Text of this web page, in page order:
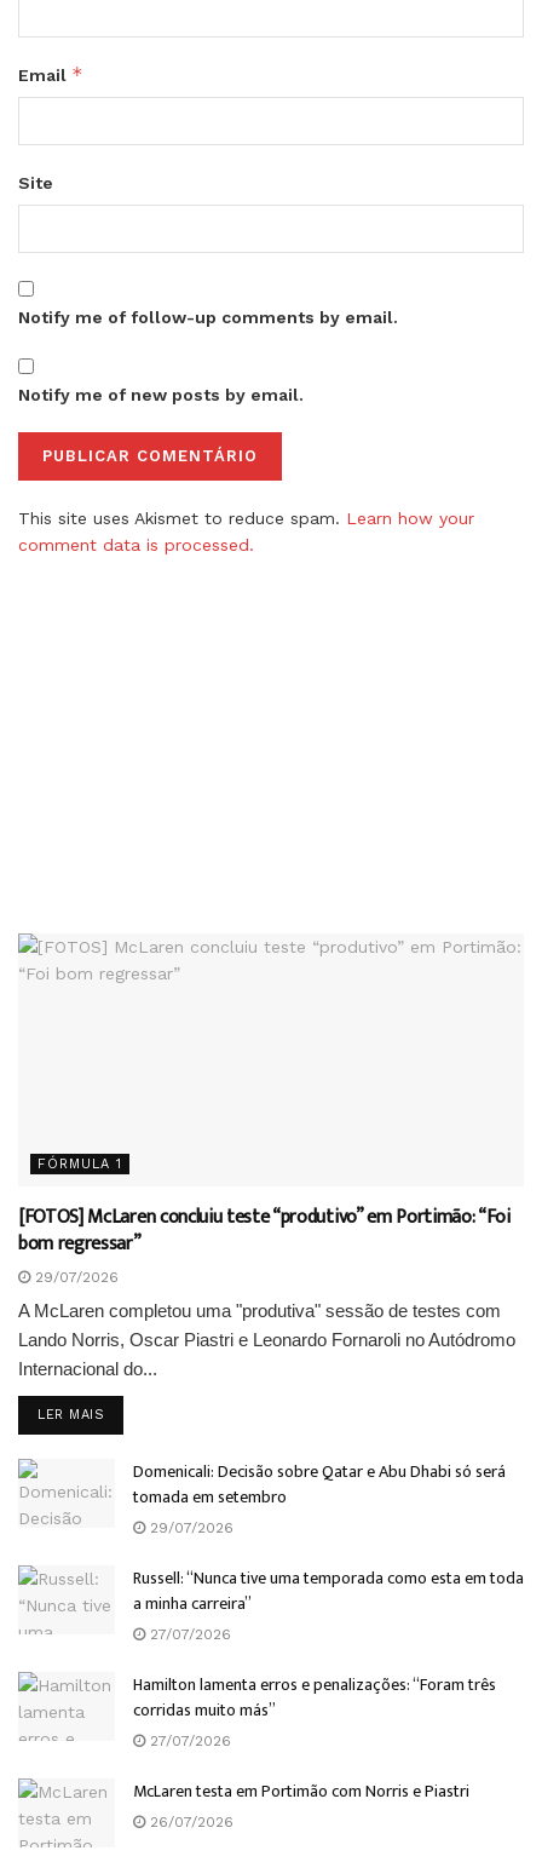
Email *
Site
Notify me of follow-up comments by email.
Notify me of new posts by email.
This site uses Akismet to reduce spam. Learn how your
comment data is processed.
FÓRMULA 1
[FOTOS] McLaren concluiu teste “produtivo” em Portimão: “Foi
bom regressar”
29/07/2026
A McLaren completou uma "produtiva" sessão de testes com
Lando Norris, Oscar Piastri e Leonardo Fornaroli no Autódromo
Internacional do...
LER MAIS
Domenicali: Decisão sobre Qatar e Abu Dhabi só será
tomada em setembro
29/07/2026
Russell: “Nunca tive uma temporada como esta em toda
a minha carreira”
27/07/2026
Hamilton lamenta erros e penalizações: “Foram três
corridas muito más”
27/07/2026
McLaren testa em Portimão com Norris e Piastri
26/07/2026